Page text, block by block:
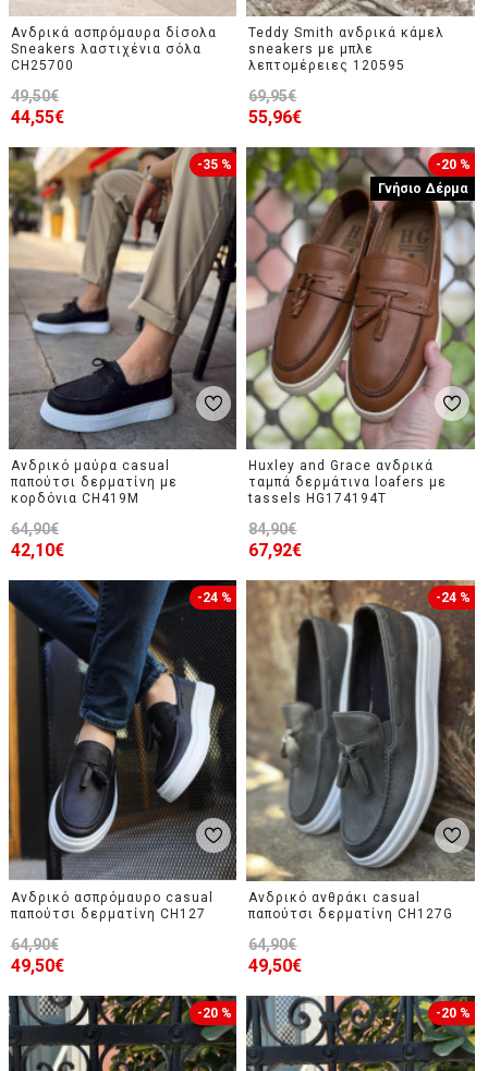
Ανδρικά ασπρόμαυρα δίσολα
Sneakers λαστιχένια σόλα
CH25700
44,55€
49,50€
Teddy Smith ανδρικά κάμελ
sneakers με μπλε
λεπτομέρειες 120595
55,96€
69,95€
-35 %
Ανδρικό μαύρα casual
παπούτσι δερματίνη με
κορδόνια CH419M
42,10€
64,90€
Γνήσιο Δέρμα
-20 %
Huxley and Grace ανδρικά
ταμπά δερμάτινα loafers με
tassels HG174194T
67,92€
84,90€
-24 %
Ανδρικό ασπρόμαυρο casual
παπούτσι δερματίνη CH127
49,50€
64,90€
-24 %
Ανδρικό ανθράκι casual
παπούτσι δερματίνη CH127G
49,50€
64,90€
-20 % -20 %